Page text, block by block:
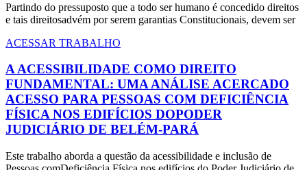
Partindo do pressuposto que a todo ser humano é concedido direitos
e tais direitosadvém por serem garantias Constitucionais, devem ser
ACESSAR TRABALHO
A ACESSIBILIDADE COMO DIREITO
FUNDAMENTAL: UMA ANÁLISE ACERCADO
ACESSO PARA PESSOAS COM DEFICIÊNCIA
FÍSICA NOS EDIFÍCIOS DOPODER
JUDICIÁRIO DE BELÉM-PARÁ
Este trabalho aborda a questão da acessibilidade e inclusão de